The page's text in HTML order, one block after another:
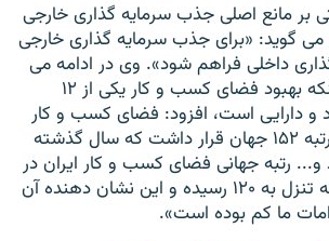
بر مانع اصلی جذب سرمایه گذاری خارجی
و می گوید: «برای جذب سرمایه گذاری خارجی
داخلی فراهم شود». وی در ادامه می
گوید:« وی با بیان اینکه بهبود فضای کسب و کار یکی از ۱۲
و دارایی است، افزود: فضای کسب و کار
ایران در سال ۹۲ در رتبه ۱۵۲ جهان قرار داشت که سال گذشته
به ۱۱۸ رسید و... رتبه جهانی فضای کسب و کار ایران در
جهان امسال با دو پله تنزل به ۱۲۰ رسیده و این نشان دهنده آن
ما کم بوده است».